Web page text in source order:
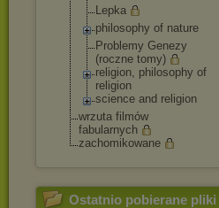
Lepka
philosophy of nature
Problemy Genezy
(roczne tomy)
religion, philosophy of
religion
science and religion
wrzuta filmów
fabularnych
zachomikowane
Ostatnio pobierane pliki